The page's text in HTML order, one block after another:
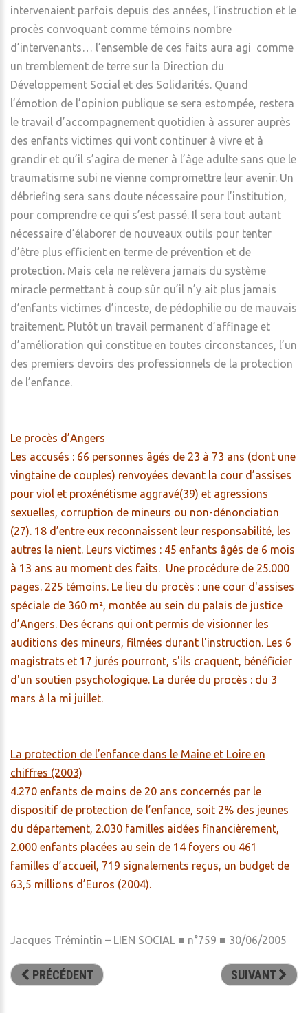
intervenaient parfois depuis des années, l’instruction et le
procès convoquant comme témoins nombre
d’intervenants… l’ensemble de ces faits aura agi comme
un tremblement de terre sur la Direction du
Développement Social et des Solidarités. Quand
l’émotion de l’opinion publique se sera estompée, restera
le travail d’accompagnement quotidien à assurer auprès
des enfants victimes qui vont continuer à vivre et à
grandir et qu’il s’agira de mener à l’âge adulte sans que le
traumatisme subi ne vienne compromettre leur avenir. Un
débriefing sera sans doute nécessaire pour l’institution,
pour comprendre ce qui s’est passé. Il sera tout autant
nécessaire d’élaborer de nouveaux outils pour tenter
d’être plus efficient en terme de prévention et de
protection. Mais cela ne relèvera jamais du système
miracle permettant à coup sûr qu’il n’y ait plus jamais
d’enfants victimes d’inceste, de pédophilie ou de mauvais
traitement. Plutôt un travail permanent d’affinage et
d’amélioration qui constitue en toutes circonstances, l’un
des premiers devoirs des professionnels de la protection
de l’enfance.
Le procès d’Angers
Les accusés : 66 personnes âgés de 23 à 73 ans (dont une
vingtaine de couples) renvoyées devant la cour d’assises
pour viol et proxénétisme aggravé(39) et agressions
sexuelles, corruption de mineurs ou non-dénonciation
(27). 18 d’entre eux reconnaissent leur responsabilité, les
autres la nient. Leurs victimes : 45 enfants âgés de 6 mois
à 13 ans au moment des faits. Une procédure de 25.000
pages. 225 témoins. Le lieu du procès : une cour d'assises
spéciale de 360 m², montée au sein du palais de justice
d’Angers. Des écrans qui ont permis de visionner les
auditions des mineurs, filmées durant l'instruction. Les 6
magistrats et 17 jurés pourront, s'ils craquent, bénéficier
d'un soutien psychologique. La durée du procès : du 3
mars à la mi juillet.
La protection de l’enfance dans le Maine et Loire en
chiffres (2003)
4.270 enfants de moins de 20 ans concernés par le
dispositif de protection de l’enfance, soit 2% des jeunes
du département, 2.030 familles aidées financièrement,
2.000 enfants placées au sein de 14 foyers ou 461
familles d’accueil, 719 signalements reçus, un budget de
63,5 millions d’Euros (2004).
Jacques Trémintin – LIEN SOCIAL ■ n°759 ■ 30/06/2005
PRÉCÉDENT SUIVANT